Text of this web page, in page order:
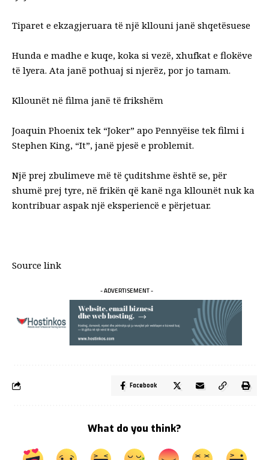
Tiparet e ekzagjeruara të një kllouni janë shqetësuese
Hunda e madhe e kuqe, koka si vezë, xhufkat e flokëve
të lyera. Ata janë pothuaj si njerëz, por jo tamam.
Kllounët në filma janë të frikshëm
Joaquin Phoenix tek “Joker” apo Pennyëise tek filmi i
Stephen King, “It”, janë pjesë e problemit.
Një prej zbulimeve më të çuditshme është se, për
shumë prej tyre, në frikën që kanë nga kllounët nuk ka
kontribuar aspak një eksperiencë e përjetuar.
Source link
- ADVERTISEMENT -
Facebook
What do you think?